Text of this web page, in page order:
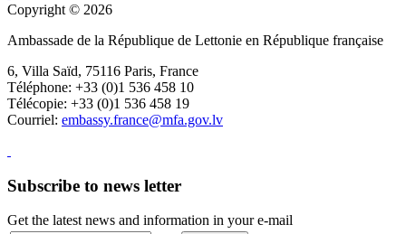
Copyright © 2026
Ambassade de la République de Lettonie en République française
6, Villa Saïd, 75116 Paris, France
Téléphone: +33 (0)1 536 458 10
Télécopie: +33 (0)1 536 458 19
Courriel: embassy.france@mfa.gov.lv
Subscribe to news letter
Get the latest news and information in your e-mail